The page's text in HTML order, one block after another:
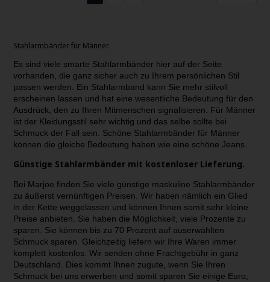
Stahlarmbänder für Männer.
Es sind viele smarte Stahlarmbänder hier auf der Seite
vorhanden, die ganz sicher auch zu Ihrem persönlichen Stil
passen werden. Ein Stahlarmband kann Sie mehr stilvoll
erscheinen lassen und hat eine wesentliche Bedeutung für den
Ausdrück, den zu Ihren Mitmenschen signalisieren. Für Männer
ist der Kleidungsstil sehr wichtig und das selbe sollte bei
Schmuck der Fall sein. Schöne Stahlarmbänder für Männer
können die gleiche Bedeutung haben wie eine schöne Jeans.
Günstige Stahlarmbänder mit kostenloser Lieferung.
Bei Marjoe finden Sie viele günstige maskuline Stahlarmbänder
zu äußerst vernünftigen Preisen. Wir haben nämlich ein Glied
in der Kette weggelassen und können Ihnen somit sehr kleine
Preise anbieten. Sie haben die Möglichkeit, viele Prozente zu
sparen. Sie können bis zu 70 Prozent auf auserwählten
Schmuck sparen. Gleichzeitig liefern wir Ihre Waren immer
komplett kostenlos. Wir senden ohne Frachtgebühr in ganz
Deutschland. Dies kommt Ihnen zugute, wenn Sie Ihren
Schmuck bei uns erwerben und somit sparen Sie einige Euro,